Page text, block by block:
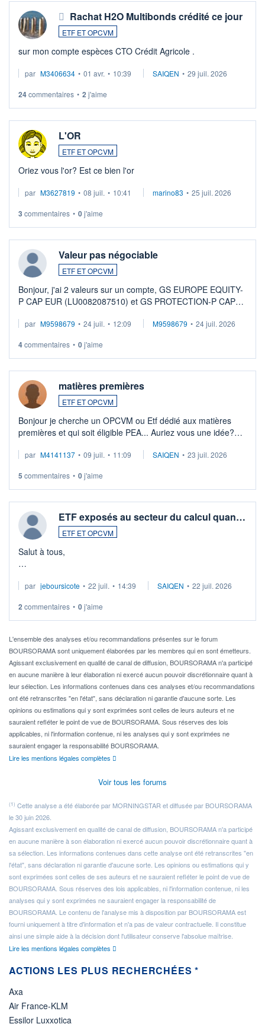
Rachat H2O Multibonds crédité ce jour
ETF ET OPCVM
sur mon compte espèces CTO Crédit Agricole .
par M3406634 • 01 avr. • 10:39 SAIQEN • 29 juil. 2026
24commentaires • 2 j'aime
L'OR
ETF ET OPCVM
Oriez vous l'or? Est ce bien l'or
par M3627819 • 08 juil. • 10:41 marino83 • 25 juil. 2026
3 commentaires • 0j'aime
Valeur pas négociable
ETF ET OPCVM
Bonjour, j'ai 2 valeurs sur un compte, GS EUROPE EQUITY-
P CAP EUR (LU0082087510) et GS PROTECTION-P CAP
veux procéder à la vente, on me signale ...
par M9598679 • 24 juil. • 12:09 M9598679 • 24 juil. 2026
4commentaires • 0j'aime
matières premières
ETF ET OPCVM
Bonjour je cherche un OPCVM ou Etf dédié aux matières
premières et qui soit éligible PEA... Auriez vous une idée?
par M4141137 • 09 juil. • 11:09 SAIQEN • 23 juil. 2026
5 commentaires • 0j'aime
ETF exposés au secteur du calcul quan…
ETF ET OPCVM
Salut à tous,
via un ETF plutôt que des actions individuelles.
Idéalement, je voudrais qu'il soit éligible au PEA.
Pour l' ...
par jeboursicote • 22 juil. • 14:39 SAIQEN • 22 juil. 2026
2 commentaires • 0j'aime
L'ensemble des analyses et/ou recommandations présentes sur le forum
BOURSORAMA sont uniquement élaborées par les membres qui en sont émetteurs.
Agissant exclusivement en qualité de canal de diffusion, BOURSORAMA n'a participé
en aucune manière à leur élaboration ni exercé aucun pouvoir discrétionnaire quant à
leur sélection. Les informations contenues dans ces analyses et/ou recommandations
ont été retranscrites "en l'état", sans déclaration ni garantie d'aucune sorte. Les
opinions ou estimations qui y sont exprimées sont celles de leurs auteurs et ne
sauraient refléter le point de vue de BOURSORAMA. Sous réserves des lois
applicables, ni l'information contenue, ni les analyses qui y sont exprimées ne
sauraient engager la responsabilité BOURSORAMA.
Lire les mentions légales complètes
Voir tous les forums
(1) Cette analyse a été élaborée par MORNINGSTAR et diffusée par BOURSORAMA
le 30 juin 2026.
Agissant exclusivement en qualité de canal de diffusion, BOURSORAMA n'a participé
en aucune manière à son élaboration ni exercé aucun pouvoir discrétionnaire quant à
sa sélection. Les informations contenues dans cette analyse ont été retranscrites "en
l'état", sans déclaration ni garantie d'aucune sorte. Les opinions ou estimations qui y
sont exprimées sont celles de ses auteurs et ne sauraient refléter le point de vue de
BOURSORAMA. Sous réserves des lois applicables, ni l'information contenue, ni les
analyses qui y sont exprimées ne sauraient engager la responsabilité de
BOURSORAMA. Le contenu de l'analyse mis à disposition par BOURSORAMA est
fourni uniquement à titre d'information et n'a pas de valeur contractuelle. Il constitue
ainsi une simple aide à la décision dont l'utilisateur conserve l'absolue maîtrise.
Lire les mentions légales complètes
ACTIONS LES PLUS RECHERCHÉES *
Axa
Air France-KLM
Essilor Luxxotica